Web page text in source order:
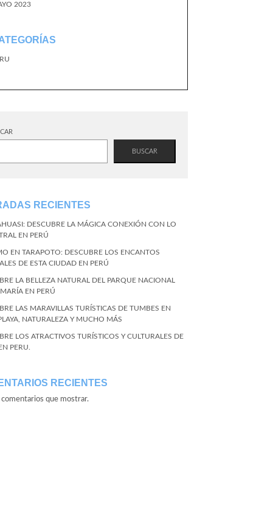
2023
BUSCAR
RECIENTES
DESCUBRE LA MÁGICA CONEXIÓN CON LO
EN PERÚ
EN TARAPOTO: DESCUBRE LOS ENCANTOS
DE ESTA CIUDAD EN PERÚ
LA BELLEZA NATURAL DEL PARQUE NACIONAL
EN PERÚ
LAS MARAVILLAS TURÍSTICAS DE TUMBES EN
NATURALEZA Y MUCHO MÁS
LOS ATRACTIVOS TURÍSTICOS Y CULTURALES DE
PERU.
RECIENTES
comentarios que mostrar.